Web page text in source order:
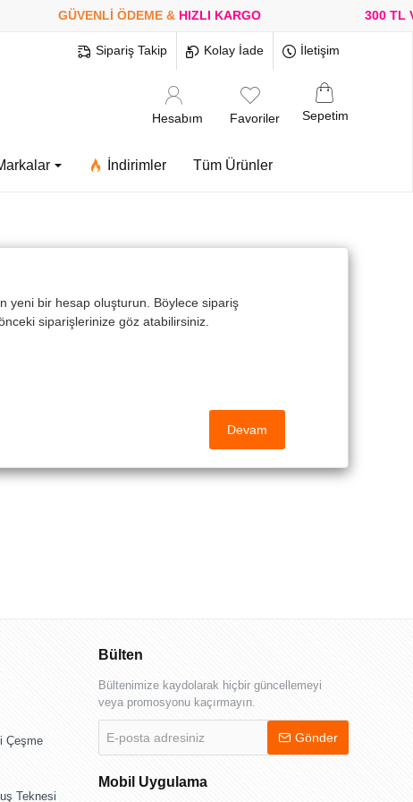
GÜVENLİ ÖDEME &HIZLI KARGO 300 TL
Sipariş Takip Kolay İade İletişim
Hesabım Favoriler Sepetim
İndirimler Tüm Ürünler
yeni bir hesap oluşturun. Böylece sipariş
siparişlerinize göz atabilirsiniz.
Devam
Çeşme
Teknesi
Bülten
Bültenimize kaydolarak hiçbir güncellemeyi
veya promosyonu kaçırmayın.
posta
Gönder
Mobil Uygulama